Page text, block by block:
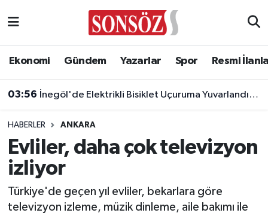
Ekonomi Gündem Yazarlar Spor Resmi
03:56 İnegöl'de Elektrikli Bisiklet Uçuruma Yuvarlandı: 3 Çocuk Yaralandı!
HABERLER ANKARA
Evliler, daha çok televizyon
izliyor
Türkiye'de geçen yıl evliler, bekarlara göre
televizyon izleme, müzik dinleme, aile bakımı ile
Asayiş
Biyografi
Çevre
Diğer
Ankara Nöbetçi Eczaneler
Ankara Trafik Yoğunluk Haritası
Süper Lig Puan Durumu ve Fikstür
Tüm Manşetler